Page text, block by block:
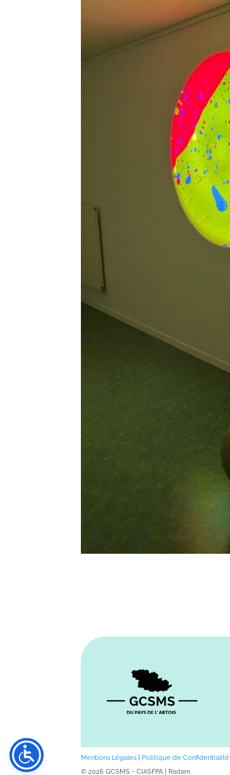
Mentions Légales Politique de Confidentialité
© 2026 GCSMS - CIASFPA | Radam